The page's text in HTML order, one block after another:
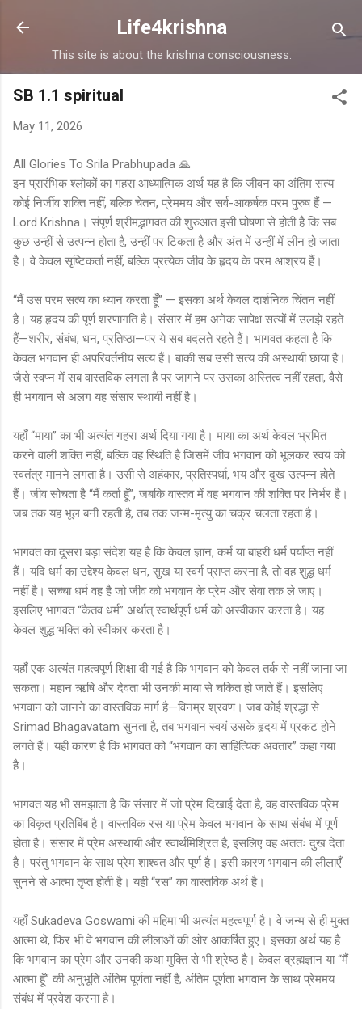
Skip to main content
Life4krishna
This site is about the krishna consciousness.
SB 1.1 spiritual
May 11, 2026
All Glories To Srila Prabhupada 🙏
इन प्रारंभिक श्लोकों का गहरा आध्यात्मिक अर्थ यह है कि जीवन का अंतिम सत्य
कोई निर्जीव शक्ति नहीं, बल्कि चेतन, प्रेममय और सर्व-आकर्षक परम पुरुष हैं —
Lord Krishna। संपूर्ण श्रीमद्भागवत की शुरुआत इसी घोषणा से होती है कि सब
कुछ उन्हीं से उत्पन्न होता है, उन्हीं पर टिकता है और अंत में उन्हीं में लीन हो जाता
है। वे केवल सृष्टिकर्ता नहीं, बल्कि प्रत्येक जीव के हृदय के परम आश्रय हैं।
“मैं उस परम सत्य का ध्यान करता हूँ” — इसका अर्थ केवल दार्शनिक चिंतन नहीं
है। यह हृदय की पूर्ण शरणागति है। संसार में हम अनेक सापेक्ष सत्यों में उलझे रहते
हैं—शरीर, संबंध, धन, प्रतिष्ठा—पर ये सब बदलते रहते हैं। भागवत कहता है कि
केवल भगवान ही अपरिवर्तनीय सत्य हैं। बाकी सब उसी सत्य की अस्थायी छाया है।
जैसे स्वप्न में सब वास्तविक लगता है पर जागने पर उसका अस्तित्व नहीं रहता, वैसे
ही भगवान से अलग यह संसार स्थायी नहीं है।
यहाँ “माया” का भी अत्यंत गहरा अर्थ दिया गया है। माया का अर्थ केवल भ्रमित
करने वाली शक्ति नहीं, बल्कि वह स्थिति है जिसमें जीव भगवान को भूलकर स्वयं को
स्वतंत्र मानने लगता है। उसी से अहंकार, प्रतिस्पर्धा, भय और दुख उत्पन्न होते
हैं। जीव सोचता है “मैं कर्ता हूँ”, जबकि वास्तव में वह भगवान की शक्ति पर निर्भर है।
जब तक यह भूल बनी रहती है, तब तक जन्म-मृत्यु का चक्र चलता रहता है।
भागवत का दूसरा बड़ा संदेश यह है कि केवल ज्ञान, कर्म या बाहरी धर्म पर्याप्त नहीं
हैं। यदि धर्म का उद्देश्य केवल धन, सुख या स्वर्ग प्राप्त करना है, तो वह शुद्ध धर्म
नहीं है। सच्चा धर्म वह है जो जीव को भगवान के प्रेम और सेवा तक ले जाए।
इसलिए भागवत “कैतव धर्म” अर्थात् स्वार्थपूर्ण धर्म को अस्वीकार करता है। यह
केवल शुद्ध भक्ति को स्वीकार करता है।
यहाँ एक अत्यंत महत्वपूर्ण शिक्षा दी गई है कि भगवान को केवल तर्क से नहीं जाना जा
सकता। महान ऋषि और देवता भी उनकी माया से चकित हो जाते हैं। इसलिए
भगवान को जानने का वास्तविक मार्ग है—विनम्र श्रवण। जब कोई श्रद्धा से
Srimad Bhagavatam सुनता है, तब भगवान स्वयं उसके हृदय में प्रकट होने
लगते हैं। यही कारण है कि भागवत को “भगवान का साहित्यिक अवतार” कहा गया
है।
भागवत यह भी समझाता है कि संसार में जो प्रेम दिखाई देता है, वह वास्तविक प्रेम
का विकृत प्रतिबिंब है। वास्तविक रस या प्रेम केवल भगवान के साथ संबंध में पूर्ण
होता है। संसार में प्रेम अस्थायी और स्वार्थमिश्रित है, इसलिए वह अंततः दुख देता
है। परंतु भगवान के साथ प्रेम शाश्वत और पूर्ण है। इसी कारण भगवान की लीलाएँ
सुनने से आत्मा तृप्त होती है। यही “रस” का वास्तविक अर्थ है।
यहाँ Sukadeva Goswami की महिमा भी अत्यंत महत्वपूर्ण है। वे जन्म से ही मुक्त
आत्मा थे, फिर भी वे भगवान की लीलाओं की ओर आकर्षित हुए। इसका अर्थ यह है
कि भगवान का प्रेम और उनकी कथा मुक्ति से भी श्रेष्ठ है। केवल ब्रह्मज्ञान या “मैं
आत्मा हूँ” की अनुभूति अंतिम पूर्णता नहीं है; अंतिम पूर्णता भगवान के साथ प्रेममय
संबंध में प्रवेश करना है।